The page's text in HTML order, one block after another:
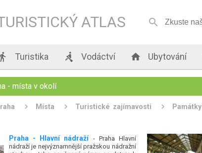
ATLAS 
 Turistika  Vodáctví  Ubytování
- místa v okolí
Místa Turistické zajímavosti Památky
Praha - Hlavní nádraží - Praha Hlavní
nádraží je nejvýznamnější pražskou nádražní